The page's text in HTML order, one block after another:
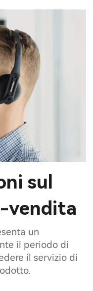
sul
vendita
un
il periodo di
il servizio di